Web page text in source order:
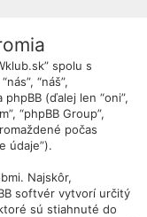
spolu s
“náš”,
(ďalej len “oni”,
“phpBB Group”,
počas
údaje”).
Najskôr,
softvér vytvorí určitý
sú stiahnuté do